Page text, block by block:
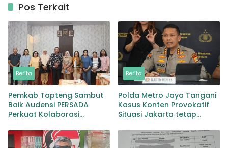
Pos Terkait
Berita
Pemkab Tapteng Sambut
Baik Audensi PERSADA
Perkuat Kolaborasi
dan Pebgaruutamaan
Inklusi
Berita
Polda Metro Jaya Tangani
Kasus Konten Provokatif
Situasi Jakarta tetap